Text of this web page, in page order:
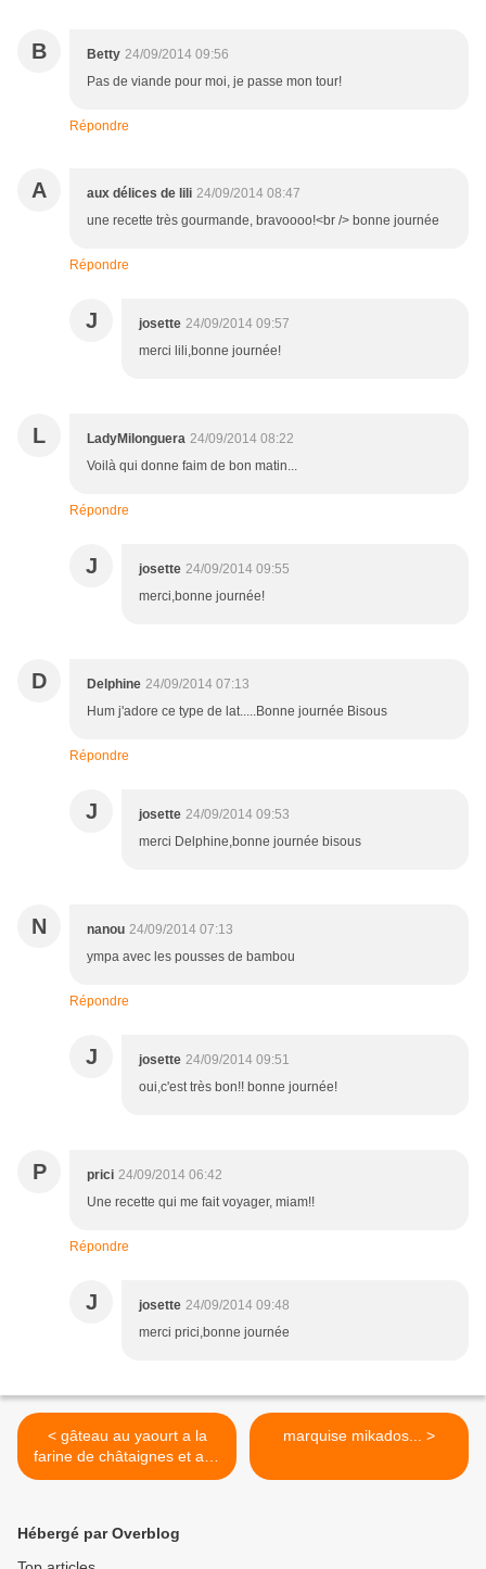
B Betty 24/09/2014 09:56
Pas de viande pour moi, je passe mon tour!
Répondre
A aux délices de lili 24/09/2014 08:47
une recette très gourmande, bravoooo!<br /> bonne journée
Répondre
J josette 24/09/2014 09:57
merci lili,bonne journée!
L LadyMilonguera 24/09/2014 08:22
Voilà qui donne faim de bon matin...
Répondre
J josette 24/09/2014 09:55
merci,bonne journée!
D Delphine 24/09/2014 07:13
Hum j'adore ce type de lat.....Bonne journée Bisous
Répondre
J josette 24/09/2014 09:53
merci Delphine,bonne journée bisous
N nanou 24/09/2014 07:13
ympa avec les pousses de bambou
Répondre
J josette 24/09/2014 09:51
oui,c'est très bon!! bonne journée!
P prici 24/09/2014 06:42
Une recette qui me fait voyager, miam!!
Répondre
J josette 24/09/2014 09:48
merci prici,bonne journée
< gâteau au yaourt a la
farine de châtaignes et aux
poires
marquise mikados... >
Hébergé par Overblog